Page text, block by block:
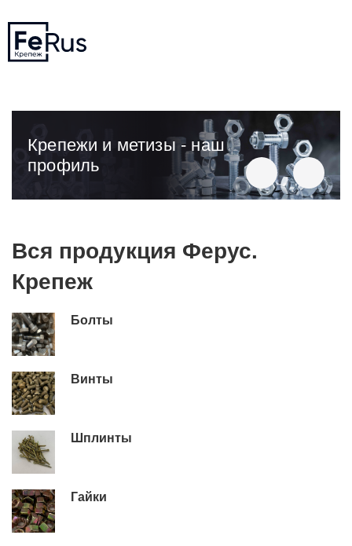
Крепежи и метизы - наш
профиль
Вся продукция Ферус.
Крепеж
Болты
Винты
Шплинты
Гайки